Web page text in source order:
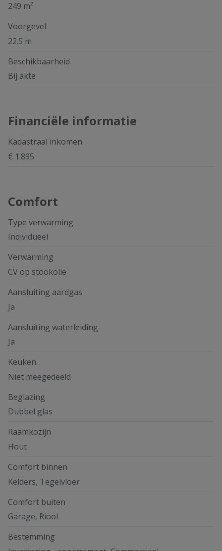
249 m²
Voorgevel
22.5 m
Beschikbaarheid
Bij akte
Financiële informatie
Kadastraal inkomen
€ 1.895
Comfort
Type verwarming
Individueel
Verwarming
CV op stookolie
Aansluiting aardgas
Ja
Aansluiting waterleiding
Ja
Keuken
Niet meegedeeld
Beglazing
Dubbel glas
Raamkozijn
Hout
Comfort binnen
Kelders, Tegelvloer
Comfort buiten
Garage, Riool
Bestemming